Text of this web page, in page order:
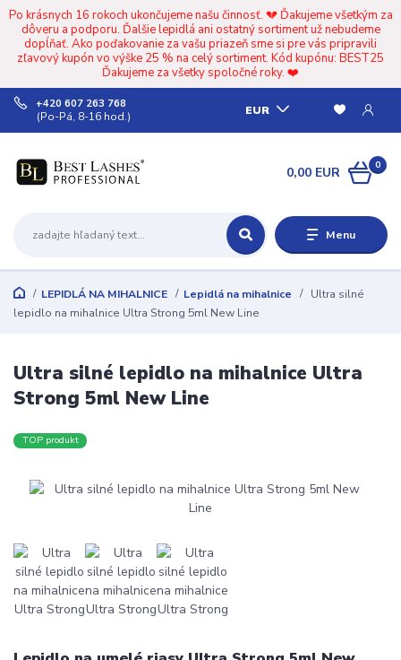
Po krásnych 16 rokoch ukončujeme našu činnosť. 💔 Ďakujeme všetkým za
dôveru a podporu. Ďalšie lepidlá ani ostatný sortiment už nebudeme
dopĺňať. Ako poďakovanie za vašu priazeň sme si pre vás pripravili
zľavový kupón vo výške 25 % na celý sortiment. Kód kupónu: BEST25
Ďakujeme za všetky spoločné roky. ❤️
Menu
EUR
+420 607 263 768
(Po-Pá, 8-16 hod.)
0
0,00 EUR
LEPIDLÁ NA MIHALNICE Lepidlá na mihalnice
Ultra silné
lepidlo na mihalnice Ultra Strong 5ml New Line
Ultra silné lepidlo na mihalnice Ultra
Strong 5ml New Line
TOP produkt